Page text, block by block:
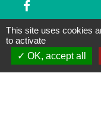
Jumelages
Grindorff-Bizing
This site uses cookies
to activate
OK, accept all